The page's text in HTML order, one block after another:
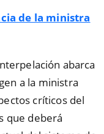
de la ministra
abarca
a la ministra
críticos del
que deberá